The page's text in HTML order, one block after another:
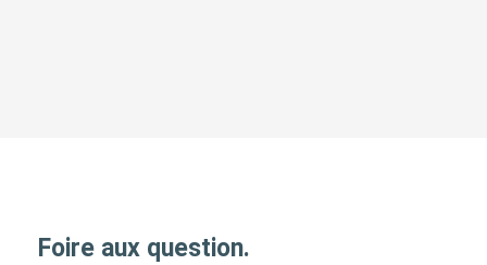
Foire aux question.